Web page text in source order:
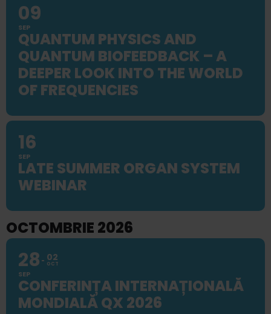
09
SEP
QUANTUM PHYSICS AND
QUANTUM BIOFEEDBACK – A
DEEPER LOOK INTO THE WORLD
OF FREQUENCIES
16
SEP
LATE SUMMER ORGAN SYSTEM
WEBINAR
OCTOMBRIE 2026
28
SEP
02
OCT
CONFERINȚA INTERNAȚIONALĂ
MONDIALĂ QX 2026